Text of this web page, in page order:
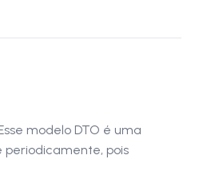
modelo DTO é uma
periodicamente, pois